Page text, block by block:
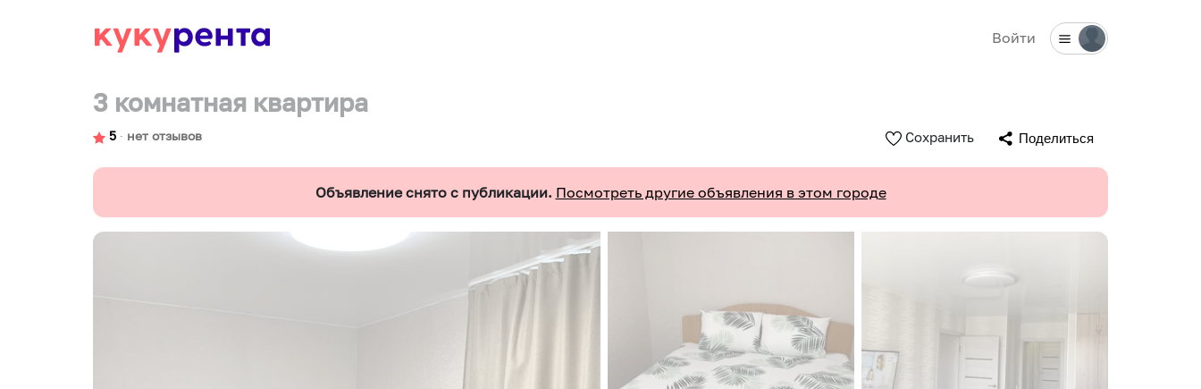
Войти
3 комнатная квартира
5 ∙ нет отзывов Сохранить Поделиться
Объявление снято с публикации. Посмотреть другие объявления в этом городе